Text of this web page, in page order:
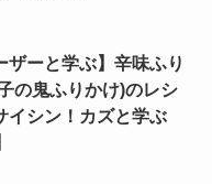
ザーと学ぶ】辛味ふり
の鬼ふりかけ)のレシ
イシン！カズと学ぶ